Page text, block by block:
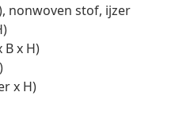
nonwoven stof, ijzer
x H)
x H)